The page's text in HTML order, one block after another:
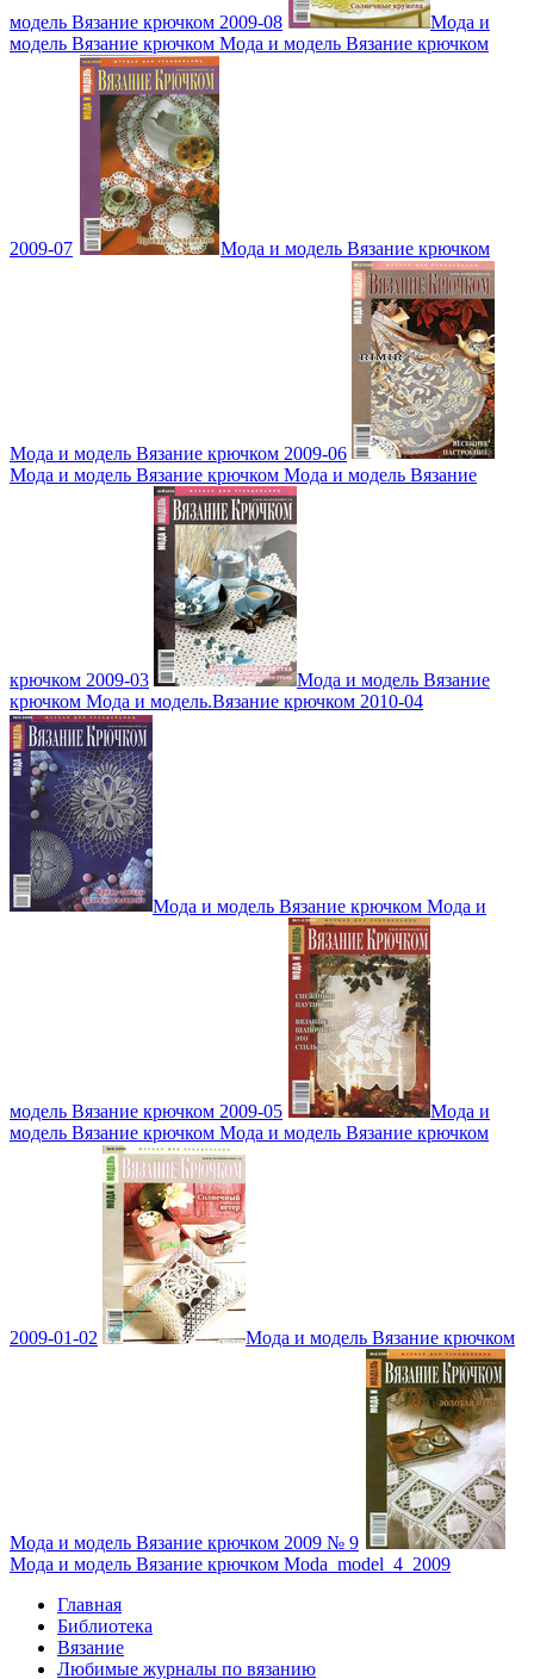
модель Вязание крючком 2009-08
Мода и
модель Вязание крючком Мода и модель Вязание крючком
2009-07 Мода и модель Вязание крючком
Мода и модель Вязание крючком 2009-06
Мода и модель Вязание крючком Мода и модель Вязание
крючком 2009-03
Мода и модель Вязание
крючком Мода и модель.Вязание крючком 2010-04
Мода и модель Вязание крючком Мода и
модель Вязание крючком 2009-05
Мода и
модель Вязание крючком Мода и модель Вязание крючком
2009-01-02 Мода и модель Вязание крючком
Мода и модель Вязание крючком 2009 № 9
Мода и модель Вязание крючком Moda_model_4_2009
Главная
Библиотека
Вязание
Любимые журналы по вязанию